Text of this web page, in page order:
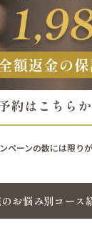
ペーンの数には限りが
お悩み別コース